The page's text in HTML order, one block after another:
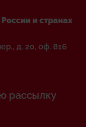
и странах
д. 20, оф. 816
рассылку